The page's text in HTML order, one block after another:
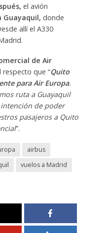
el avión
Guayaquil, donde
allí el A330
de Air
que “Quito
para Air Europa.
ruta a Guayaquil
de poder
pasajeros a Quito
”.
airbus
vuelos a Madrid